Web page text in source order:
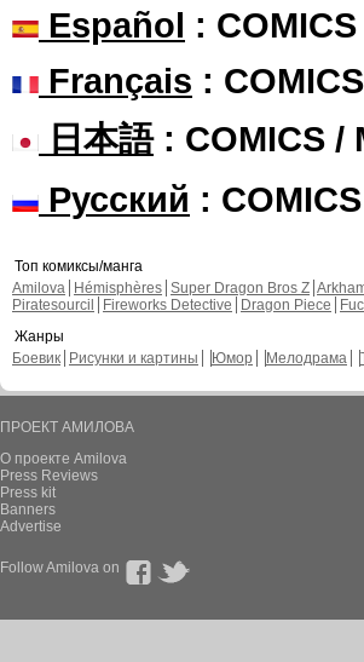
Español :
Français :
日本語: COMICS /
Русский :
Топ комиксы/манга
Amilova
Hémisphères Super Dragon Bros Z
Piratesourcil
Fireworks Detective Dragon Piece
Жанры
Боевик
Рисунки и картины Юмор Мелодрама
ПРОЕКТ АМИЛОВА
О проекте Amilova
Press Reviews
Press kit
Banners
Advertise
Follow Amilova on